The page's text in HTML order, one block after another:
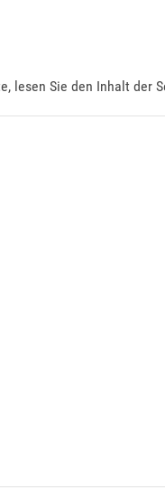
lesen Sie den Inhalt der